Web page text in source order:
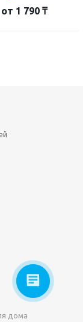
от 1 790 ₸
дома